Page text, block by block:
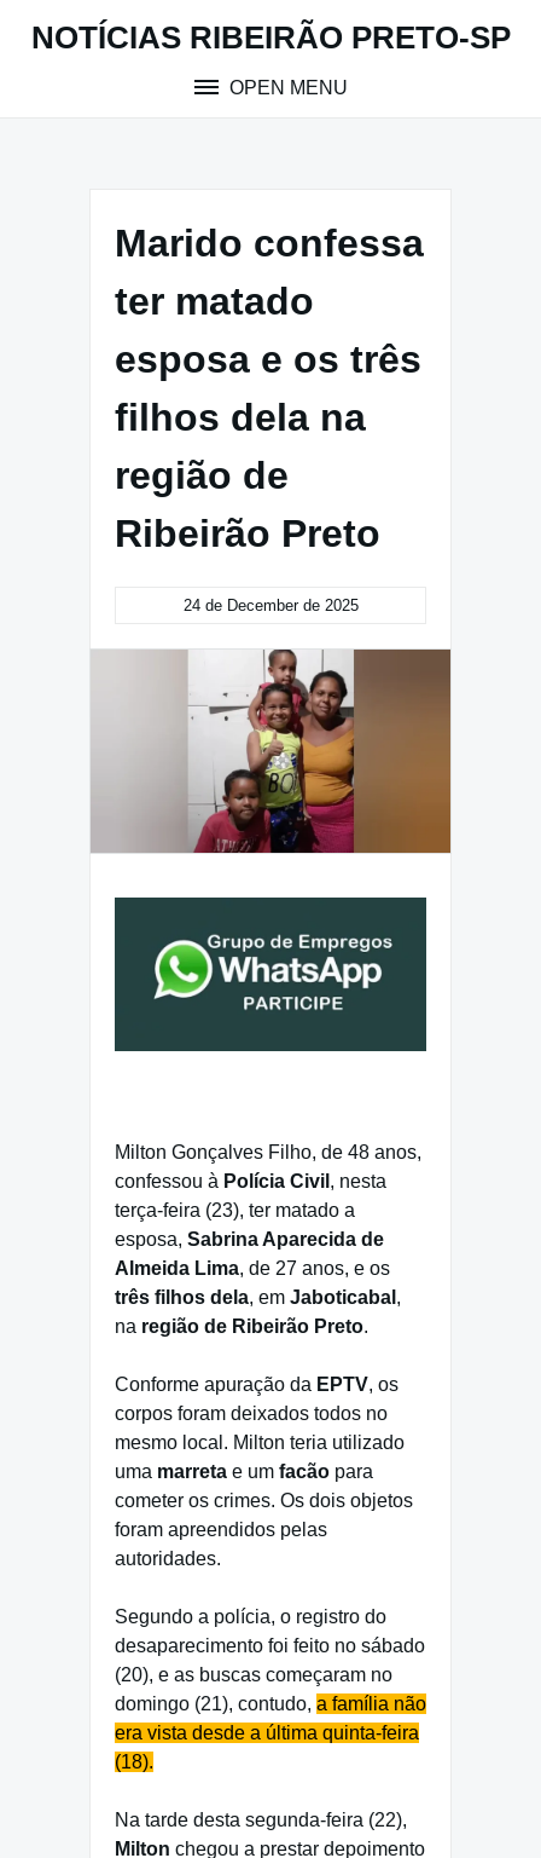
NOTÍCIAS RIBEIRÃO PRETO-SP
OPEN MENU
Marido confessa
ter matado
esposa e os três
filhos dela na
região de
Ribeirão Preto
24 de December de 2025
Milton Gonçalves Filho, de 48 anos,
confessou à Polícia Civil , nesta
terça-feira (23), ter matado a
esposa, Sabrina Aparecida de
Almeida Lima, de 27 anos, e os
três filhos dela, em Jaboticabal ,
na região de Ribeirão Preto.
Conforme apuração da EPTV, os
corpos foram deixados todos no
mesmo local. Milton teria utilizado
uma marreta e um facão para
cometer os crimes. Os dois objetos
foram apreendidos pelas
autoridades.
Segundo a polícia, o registro do
desaparecimento foi feito no sábado
(20), e as buscas começaram no
domingo (21), contudo, a família não
era vista desde a última quinta-feira
(18).
Na tarde desta segunda-feira (22),
Milton chegou a prestar depoimento